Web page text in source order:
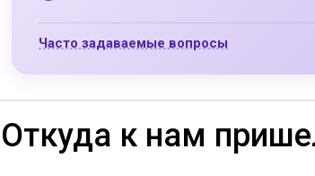
Часто задаваемые вопросы
Откуда к нам